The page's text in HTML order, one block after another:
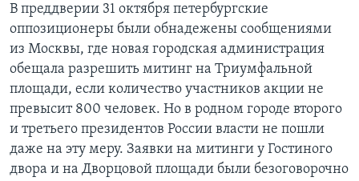
В преддверии 31 октября петербургские
оппозиционеры были обнадежены сообщениями
из Москвы, где новая городская администрация
обещала разрешить митинг на Триумфальной
площади, если количество участников акции не
превысит 800 человек. Но в родном городе второго
и третьего президентов России власти не пошли
даже на эту меру. Заявки на митинги у Гостиного
двора и на Дворцовой площади были безоговорочно